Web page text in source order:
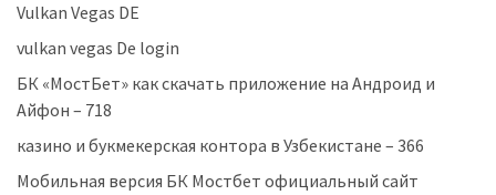
Vulkan Vegas DE
vulkan vegas De login
БК «МостБет» как скачать приложение на Андроид и
Айфон – 718
казино и букмекерская контора в Узбекистане – 366
Мобильная версия БК Мостбет официальный сайт